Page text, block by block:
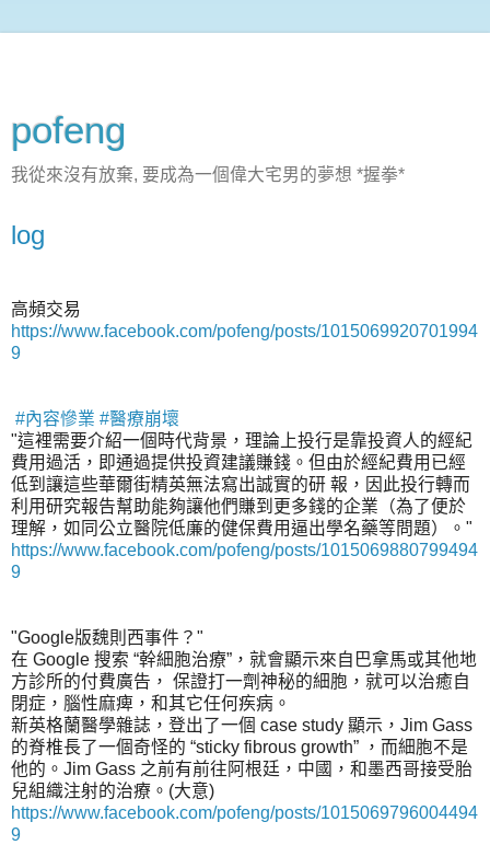
pofeng
我從來沒有放棄, 要成為一個偉大宅男的夢想 *握拳*
log
高頻交易
https://www.facebook.com/pofeng/posts/1015069920701994
9
‪#‎內容慘業‬ ‪#‎醫療崩壞‬
"這裡需要介紹一個時代背景，理論上投行是靠投資人的經紀
費用過活，即通過提供投資建議賺錢。但由於經紀費用已經
低到讓這些華爾街精英無法寫出誠實的研 報，因此投行轉而
利用研究報告幫助能夠讓他們賺到更多錢的企業（為了便於
理解，如同公立醫院低廉的健保費用逼出學名藥等問題）。"
https://www.facebook.com/pofeng/posts/1015069880799494
9
"Google版魏則西事件？"
在 Google 搜索 “幹細胞治療”，就會顯示來自巴拿馬或其他地
方診所的付費廣告， 保證打一劑神秘的細胞，就可以治癒自
閉症，腦性麻痺，和其它任何疾病。
新英格蘭醫學雜誌，登出了一個 case study 顯示，Jim Gass
的脊椎長了一個奇怪的 “sticky fibrous growth” ，而細胞不是
他的。Jim Gass 之前有前往阿根廷，中國，和墨西哥接受胎
兒組織注射的治療。(大意)
https://www.facebook.com/pofeng/posts/1015069796004494
9